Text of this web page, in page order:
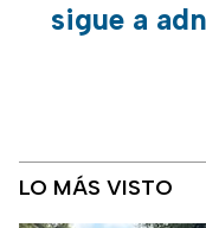
sigue a
LO MÁS VISTO